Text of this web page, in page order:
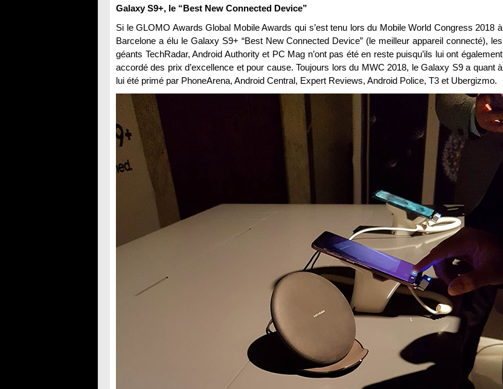
Galaxy S9+, le “Best New Connected Device”
Si le GLOMO Awards Global Mobile Awards qui s’est tenu lors du Mobile World Congress 2018 à
Barcelone a élu le Galaxy S9+ “Best New Connected Device” (le meilleur appareil connecté), les
géants TechRadar, Android Authority et PC Mag n’ont pas été en reste puisqu’ils lui ont également
accordé des prix d’excellence et pour cause. Toujours lors du MWC 2018, le Galaxy S9 a quant à
lui été primé par PhoneArena, Android Central, Expert Reviews, Android Police, T3 et Ubergizmo.